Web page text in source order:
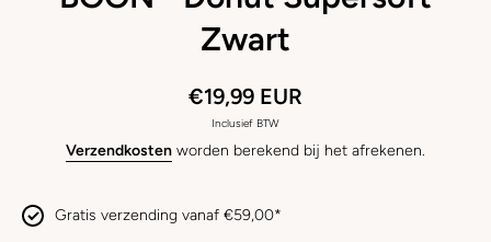
Zwart
€19,99 EUR
Inclusief BTW
Verzendkosten worden berekend bij het afrekenen.
Gratis verzending vanaf €59,00*